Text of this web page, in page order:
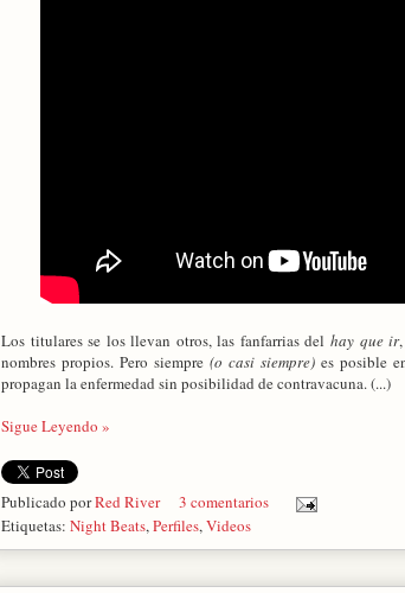
Los titulares se los llevan otros, las fanfarrias del hay que ir,
nombres propios. Pero siempre (o casi siempre)es posible
propagan la enfermedad sin posibilidad de contravacuna. (...)
Sigue Leyendo »
Publicado porRed River
3 comentarios
Etiquetas: Night Beats,Perfiles,Videos